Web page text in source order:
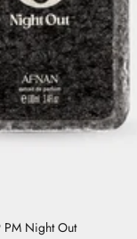
PM Night Out